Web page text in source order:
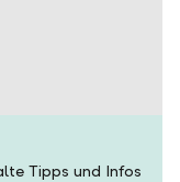
Tipps und Infos